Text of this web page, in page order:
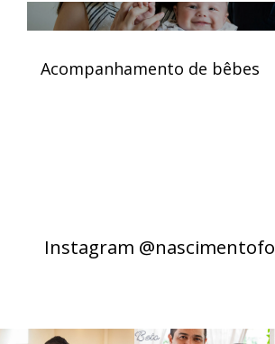
Acompanhamento de bêbes
Instagram